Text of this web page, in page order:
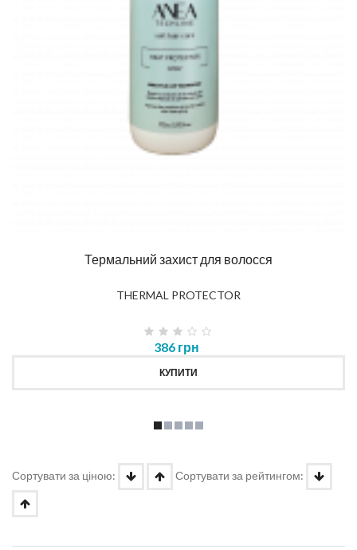
Термальний захист для волосся
THERMAL PROTECTOR
386 грн
КУПИТИ
Сортувати за ціною: Сортувати за рейтингом: